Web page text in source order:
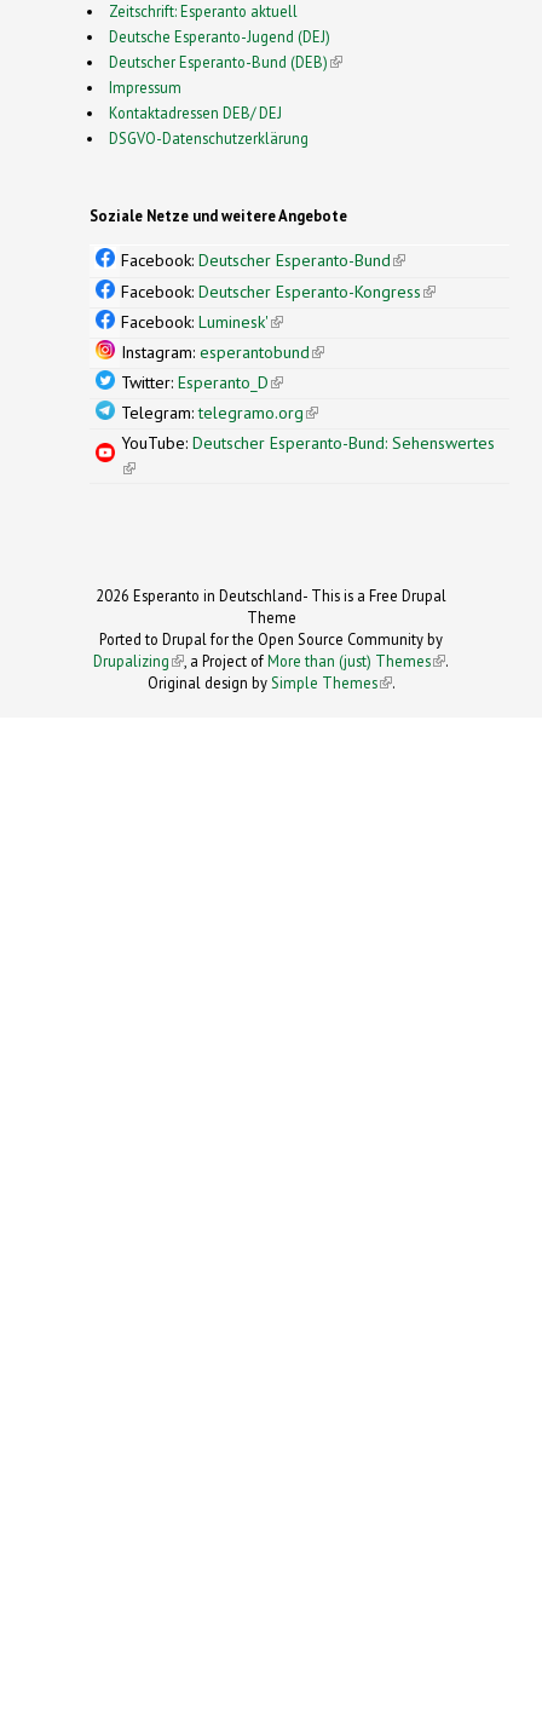
Zeitschrift: Esperanto aktuell
Deutsche Esperanto-Jugend (DEJ)
Deutscher Esperanto-Bund (DEB)(link is external)
Impressum
Kontaktadressen DEB/ DEJ
DSGVO-Datenschutzerklärung
Soziale Netze und weitere Angebote
Facebook: Deutscher Esperanto-Bund(link is
external)
Facebook: Deutscher Esperanto-Kongress(link is
Facebook: Luminesk'(link is external)
Instagram: esperantobund(link is external)
Twitter: Esperanto_D(link is external)
Telegram:telegramo.org(link is external)
YouTube: Deutscher Esperanto-Bund: Sehenswertes
(link is external)
2026 Esperanto in Deutschland- This is a Free Drupal
Theme
Ported to Drupal for the Open Source Community by
Drupalizing(link is external)
, a Project ofMore than (just) Themes (link is
.
Original design bySimple Themes
(link is
.